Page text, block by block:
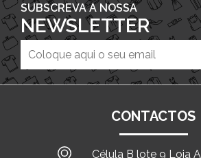
SUBSCREVA A NOSSA
NEWSLETTER
CONTACTOS
Célula B lote 9 Loja A